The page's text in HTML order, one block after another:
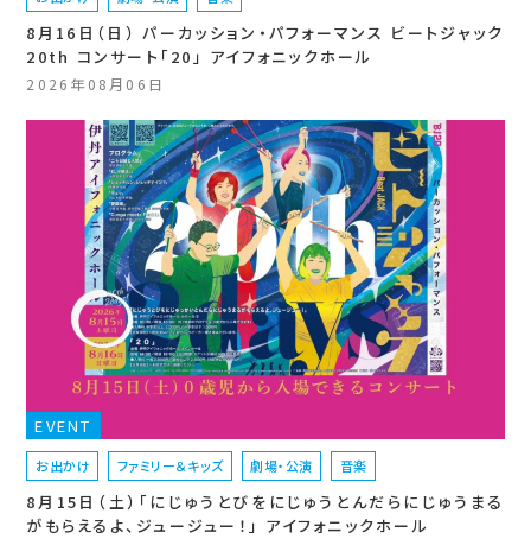
8月16日（日） パーカッション・パフォーマンス ビートジャック
20th コンサート「20」 アイフォニックホール
2026年08月06日
EVENT
お出かけ ファミリー＆キッズ 劇場・公演 音楽
8月15日（土）「にじゅうとびをにじゅうとんだらにじゅうまる
がもらえるよ、ジュージュー！」 アイフォニックホール